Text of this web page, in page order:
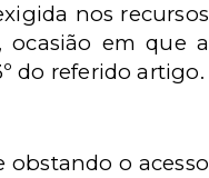
nos recursos
ocasião em que a
do referido artigo.
obstando o acesso